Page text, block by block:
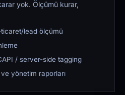
yok. Ölçümü kurar,
lead ölçümü
/ server-side tagging
yönetim raporları